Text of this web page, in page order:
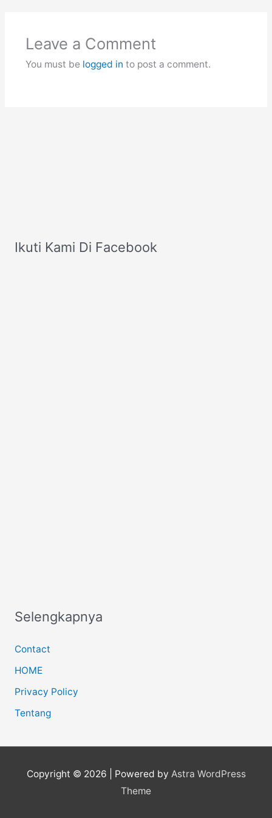
Leave a Comment
You must be logged in to post a comment.
Ikuti Kami Di Facebook
Selengkapnya
Contact
HOME
Privacy Policy
Tentang
Copyright © 2026 | Powered by Astra WordPress
Theme